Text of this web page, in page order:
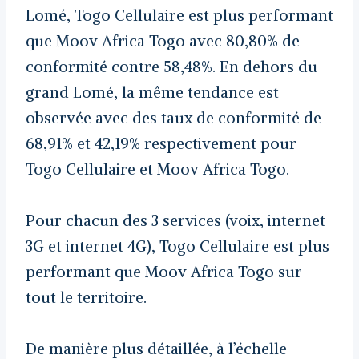
Lomé, Togo Cellulaire est plus performant
que Moov Africa Togo avec 80,80% de
conformité contre 58,48%. En dehors du
grand Lomé, la même tendance est
observée avec des taux de conformité de
68,91% et 42,19% respectivement pour
Togo Cellulaire et Moov Africa Togo.
Pour chacun des 3 services (voix, internet
3G et internet 4G), Togo Cellulaire est plus
performant que Moov Africa Togo sur
tout le territoire.
De manière plus détaillée, à l’échelle